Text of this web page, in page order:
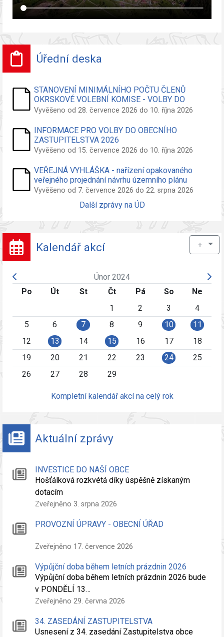
Úřední deska
STANOVENÍ MINIMÁLNÍHO POČTU ČLENŮ
OKRSKOVÉ VOLEBNÍ KOMISE - VOLBY DO
ZASTUPITELSTVA OBCE
Vyvěšeno od 28. července 2026 do 10. října 2026
INFORMACE PRO VOLBY DO OBECNÍHO
ZASTUPITELSTVA 2026
Vyvěšeno od 15. července 2026 do 10. října 2026
VEŘEJNÁ VYHLÁŠKA - nařízení opakovaného
veřejného projednání návrhu územního plánu
Vyvěšeno od 7. července 2026 do 22. srpna 2026
Další zprávy na ÚD
Kalendář akcí ＋
Únor 2024
Po
Út St Čt Pá So
Ne
1
2 3
4
5
6 7 8 9 10
11
12
13 14 15 16 17
18
19
20 21 22 23 24
25
26
27 28 29
Kompletní kalendář akcí na celý rok
Aktuální zprávy
INVESTICE DO NAŠÍ OBCE
Hošťálková rozkvétá díky úspěšně získaným
dotacím
Zveřejněno 3. srpna 2026
PROVOZNÍ ÚPRAVY - OBECNÍ ÚŘAD
Zveřejněno 17. července 2026
Výpůjční doba během letních prázdnin 2026
Výpůjční doba během letních prázdnin 2026 bude
v PONDĚLÍ 13…
Zveřejněno 29. června 2026
34. ZASEDÁNÍ ZASTUPITELSTVA
Usnesení z 34. zasedání Zastupitelstva obce